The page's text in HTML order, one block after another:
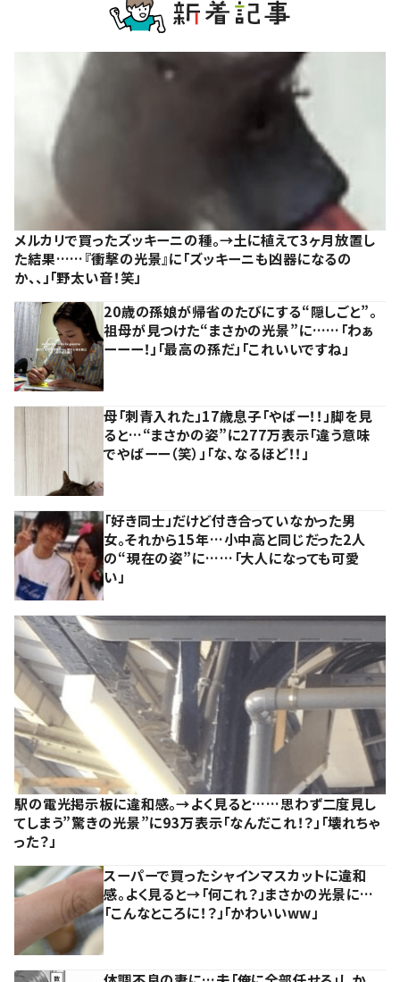
メルカリで買ったズッキーニの種。→土に植えて3ヶ月放置し
た結果……『衝撃の光景』に「ズッキーニも凶器になるの
か、、」「野太い音！笑」
20歳の孫娘が帰省のたびにする“隠しごと”。
祖母が見つけた“まさかの光景”に……「わぁ
ーーー！」「最高の孫だ」「これいいですね」
母「刺青入れた」17歳息子「やばー！！」脚を見
ると…“まさかの姿”に277万表示「違う意味
でやばーー（笑）」「な、なるほど！！」
「好き同士」だけど付き合っていなかった男
女。それから15年…小中高と同じだった2人
の“現在の姿”に……「大人になっても可愛
い」
駅の電光掲示板に違和感。→よく見ると……思わず二度見し
てしまう”驚きの光景”に93万表示「なんだこれ！？」「壊れちゃ
った？」
スーパーで買ったシャインマスカットに違和
感。よく見ると→「何これ？」まさかの光景に…
「こんなところに！？」「かわいいww」